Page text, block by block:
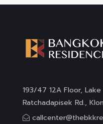
193/47 12A Floor,
Ratchadapisek Rd.,